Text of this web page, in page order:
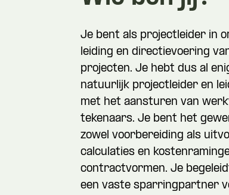
Je bent als projectleider in
leiding en directievoering
projecten. Je hebt dus al
natuurlijk projectleider en
met het aansturen van
tekenaars. Je bent het
zowel voorbereiding als
calculaties en
contractvormen. Je
een vaste sparringpartner